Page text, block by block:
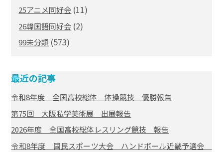
25アニメ同好会 (11)
26韓国語同好会 (2)
99未分類 (573)
最近の記事
令和8年度 全国高校総体 体操競技 優勝報告
第75回 大阪私学美術展 出展報告
2026年度 全国高校総体レスリング競技 報告
令和8年度 国民スポーツ大会 ハンドボール近畿予選会